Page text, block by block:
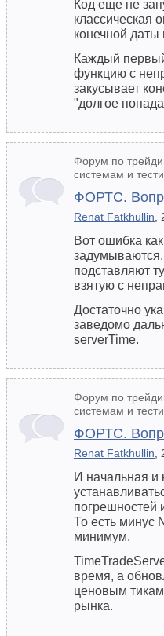
Код еще не
классическая
конечной
Каждый
функцию с
закусывает
"долгое
Форум по
системам и
ФОРТС.
Renat Fatkhullin
Вот ошибка
задумываются,
подставляют
взятую с
Достаточно
заведомо
serverTime.
Форум по
системам и
ФОРТС.
Renat Fatkhullin
И начальная и
погрешностей
То есть минус
минимум.
время, а
ценовым
рынка.